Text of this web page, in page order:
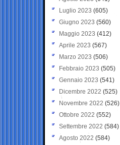
Luglio 2023 (605)
Giugno 2023 (560)
Maggio 2023 (412)
Aprile 2023 (567)
Marzo 2023 (506)
Febbraio 2023 (505)
Gennaio 2023 (541)
Dicembre 2022 (525)
Novembre 2022 (526)
Ottobre 2022 (552)
Settembre 2022 (584)
Agosto 2022 (584)